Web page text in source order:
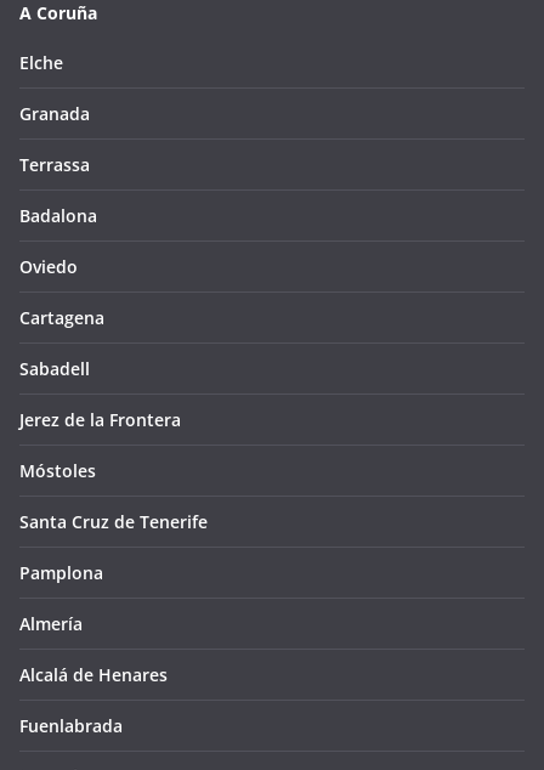
A Coruña
Elche
Granada
Terrassa
Badalona
Oviedo
Cartagena
Sabadell
Jerez de la Frontera
Móstoles
Santa Cruz de Tenerife
Pamplona
Almería
Alcalá de Henares
Fuenlabrada